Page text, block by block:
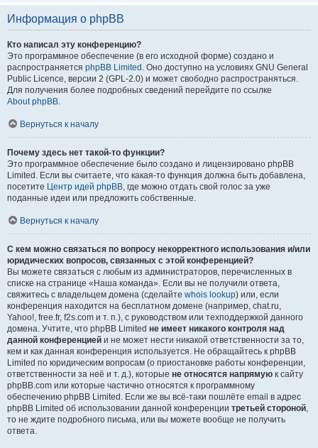
Информация о phpBB
Кто написал эту конференцию?
Это программное обеспечение (в его исходной форме) создано и
распространяется phpBB Limited . Оно доступно на условиях GNU General
Public Licence, версии 2 (GPL-2.0) и может свободно распространяться.
Для получения более подробных сведений перейдите по ссылке
About phpBB.
Вернуться к началу
Почему здесь нет такой-то функции?
Это программное обеспечение было создано и лицензировано phpBB
Limited. Если вы считаете, что какая-то функция должна быть добавлена,
посетите Центр идей phpBB, где можно отдать свой голос за уже
поданные идеи или предложить собственные.
Вернуться к началу
С кем можно связаться по вопросу некорректного использования и/или
юридических вопросов, связанных с этой конференцией?
Вы можете связаться с любым из администраторов, перечисленных в
списке на странице «Наша команда». Если вы не получили ответа,
свяжитесь с владельцем домена (сделайте whois lookup) или, если
конференция находится на бесплатном домене (например, chat.ru,
Yahoo!, free.fr, f2s.com и т. п.), с руководством или техподдержкой данного
домена. Учтите, что phpBB Limited не имеет никакого контроля над
данной конференцией и не может нести никакой ответственности за то,
кем и как данная конференция используется. Не обращайтесь к phpBB
Limited по юридическим вопросам (о приостановке работы конференции,
ответственности за неё и т. д.), которые не относятся напрямую к сайту
phpBB.com или которые частично относятся к программному
обеспечению phpBB Limited. Если же вы всё-таки пошлёте email в адрес
phpBB Limited об использовании данной конференции третьей стороной,
то не ждите подробного письма, или вы можете вообще не получить
ответа.